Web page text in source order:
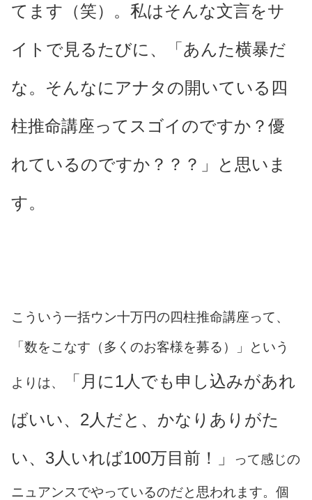
てます（笑）。私はそんな文言をサ
イトで見るたびに、「あんた横暴だ
な。そんなにアナタの開いている四
柱推命講座ってスゴイのですか？優
れているのですか？？？」と思いま
す。
こういう一括ウン十万円の四柱推命講座って、
「数をこなす（多くのお客様を募る）」という
よりは、 「月に1人でも申し込みがあれ
ばいい、2人だと、かなりありがた
い、3人いれば100万目前！」 って感じの
ニュアンスでやっているのだと思われます。個